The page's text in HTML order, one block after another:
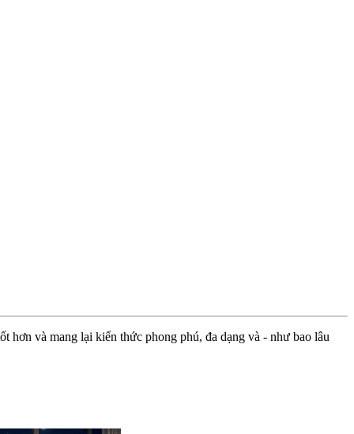
hơn và mang lại kiến thức phong phú, đa dạng và - như bao lâu